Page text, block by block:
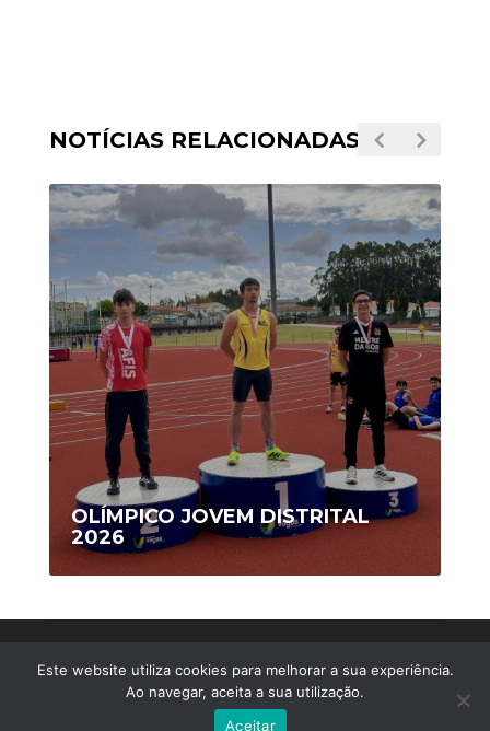
NOTÍCIAS RELACIONADAS
OLÍMPICO JOVEM DISTRITAL
2026
Reservados
Webdesign byMDigital Agency
Este website utiliza cookies para melhorar a sua experiência.
Ao navegar, aceita a sua utilização.
Aceitar